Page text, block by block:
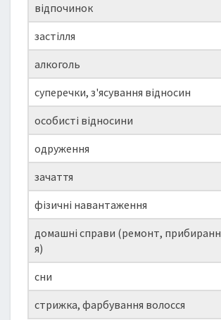
відпочинок
застілля
алкоголь
суперечки, з'ясування відносин
особисті відносини
одруження
зачаття
фізичні навантаження
домашні справи (ремонт, прибиранн
я)
сни
стрижка, фарбування волосся